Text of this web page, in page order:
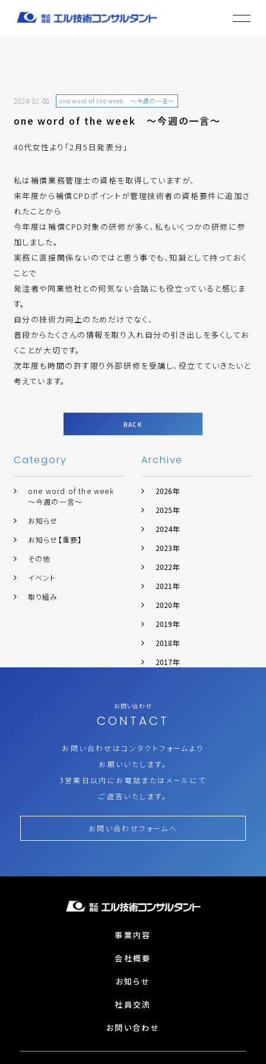
2024.02.08 one word of the week ～今週の一言～
one word of the week ～今週の一言～
40代女性より「2月5日発表分」
私は補償業務管理士の資格を取得していますが、
来年度から補償CPDポイントが管理技術者の資格要件に追加さ
れたことから
今年度は補償CPD対象の研修が多く、私もいくつかの研修に参
加しました。
実務に直接関係ないのではと思う事でも、知識として持っておく
ことで
発注者や同業他社との何気ない会話にも役立っていると感じま
す。
自分の技術力向上のためだけでなく、
普段からたくさんの情報を取り入れ自分の引き出しを多くしてお
くことが大切です。
次年度も時間の許す限り外部研修を受講し、役立てていきたいと
考えています。
BACK
Category
one word of the week
～今週の一言～
お知らせ
お知らせ【重要】
その他
イベント
取り組み
Archive
2026年
2025年
2024年
2023年
2022年
2021年
2020年
2019年
2018年
2017年
お問い合わせ
CONTACT
お問い合わせはコンタクトフォームより
お願いいたします。
3営業日以内にお電話またはメールにて
ご返答いたします。
お問い合わせフォームへ
事業内容
会社概要
お知らせ
社員交流
お問い合わせ